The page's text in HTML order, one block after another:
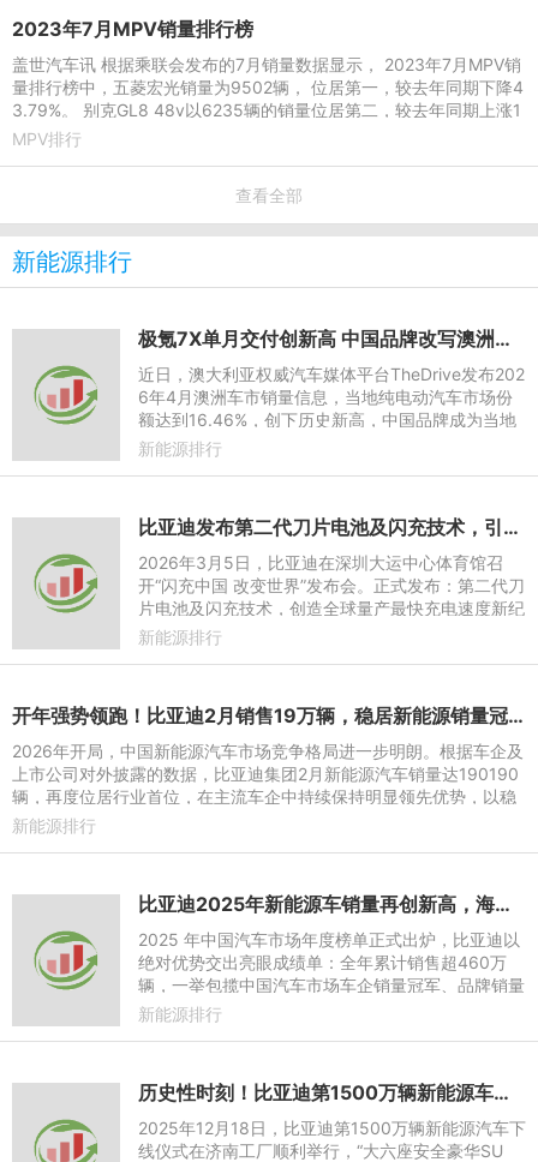
2023年7月MPV销量排行榜
盖世汽车讯 根据乘联会发布的7月销量数据显示， 2023年7月MPV销
量排行榜中，五菱宏光销量为9502辆， 位居第一，较去年同期下降4
3.79%。 别克GL8 48v以6235辆的销量位居第二，较去年同期上涨1
4.17%，本年累计销量达62
MPV排行
查看全部
新能源排行
极氪7X单月交付创新高 中国品牌改写澳洲高端纯电竞争格局
近日，澳大利亚权威汽车媒体平台TheDrive发布202
6年4月澳洲车市销量信息，当地纯电动汽车市场份
额达到16.46%，创下历史新高，中国品牌成为当地
新能源汽车市场的主要参与力量。数据显示，极氪7
新能源排行
比亚迪发布第二代刀片电池及闪充技术，引领新能源汽车迈入闪充时代
2026年3月5日，比亚迪在深圳大运中心体育馆召
开“闪充中国 改变世界”发布会。正式发布：第二代刀
片电池及闪充技术，创造全球量产最快充电速度新纪
录，从10%到70%，只用5分钟就能充好；从10%到
新能源排行
开年强势领跑！比亚迪2月销售19万辆，稳居新能源销量冠军
2026年开局，中国新能源汽车市场竞争格局进一步明朗。根据车企及
上市公司对外披露的数据，比亚迪集团2月新能源汽车销量达190190
辆，再度位居行业首位，在主流车企中持续保持明显领先优势，以稳
定而强劲的表现巩固头部
新能源排行
比亚迪2025年新能源车销量再创新高，海外破百万助推增长
2025 年中国汽车市场年度榜单正式出炉，比亚迪以
绝对优势交出亮眼成绩单：全年累计销售超460万
辆，一举包揽中国汽车市场车企销量冠军、品牌销量
冠军，并连续四年卫冕全球新能源汽车市场销量冠
新能源排行
历史性时刻！比亚迪第1500万辆新能源车下线，腾势N8L第15000台成里程碑车型
2025年12月18日，比亚迪第1500万辆新能源汽车下
线仪式在济南工厂顺利举行，“大六座安全豪华SU